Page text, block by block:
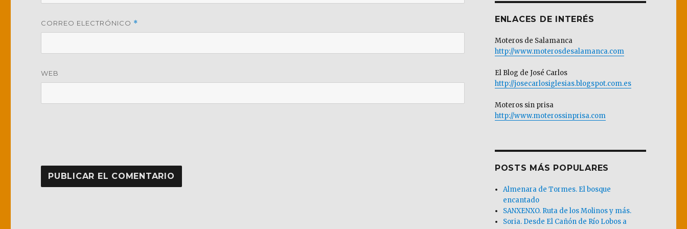
CORREO ELECTRÓNICO *
WEB
ENLACES DE INTERÉS
Moteros de Salamanca
http://www.moterosdesalamanca.com
El Blog de José Carlos
http://josecarlosiglesias.blogspot.com.es
Moteros sin prisa
http://www.moterossinprisa.com
POSTS MÁS POPULARES
Almenara de Tormes. El bosque
encantado
SANXENXO. Ruta de los Molinos y más.
Soria. Desde El Cañón de Río Lobos a